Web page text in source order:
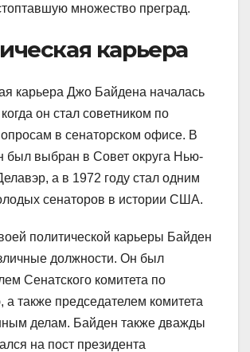
множество преград.
карьера
карьера Джо Байдена началась
он стал советником по
в сенаторском офисе. В
был выбран в Совет округа Нью-
а в 1972 году стал одним
сенаторов в истории США.
политической карьеры Байден
должности. Он был
Сенатского комитета по
а также председателем комитета
делам. Байден также дважды
на пост президента